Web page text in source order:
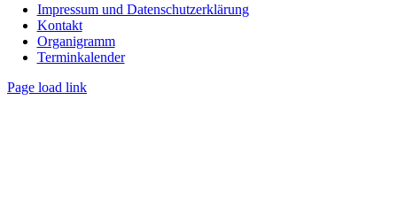
Impressum und Datenschutzerklärung
Kontakt
Organigramm
Terminkalender
Page load link